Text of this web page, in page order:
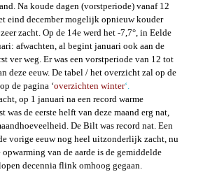
Na koude dagen (vorstperiode) vanaf 12
eind december mogelijk opnieuw kouder
zacht. Op de 14e werd het -7,7°, in Eelde
afwachten, al begint januari ook aan de
ver weg. Er was een vorstperiode van 12 tot
deze eeuw. De tabel / het overzicht zal op de
de pagina ‘overzichten winter‘.
op 1 januari na een record warme
was de eerste helft van deze maand erg nat,
De Bilt was record nat. Een
vorige eeuw nog heel uitzonderlijk zacht, nu
van de aarde is de gemiddelde
decennia flink omhoog gegaan.